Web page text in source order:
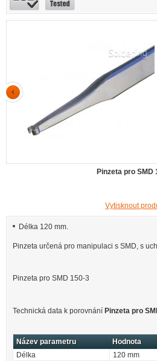
Pinzeta pro SMD
Vytisknout
Délka 120 mm.
Pinzeta určená pro manipulaci s SMD, s
Pinzeta pro SMD 150-3
Technická data k porovnání Pinzeta pro
Název parametru
Hodnota
Délka
120 mm